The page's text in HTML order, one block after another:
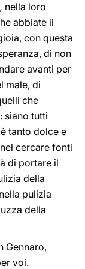
nella loro
abbiate il
con questa
di non
avanti per
male, di
che
siano tutti
tanto dolce e
cercare fonti
di portare il
della
pulizia
della
Gennaro,
voi.